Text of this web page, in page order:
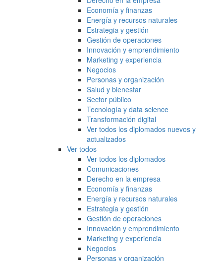
Economía y finanzas
Energía y recursos naturales
Estrategia y gestión
Gestión de operaciones
Innovación y emprendimiento
Marketing y experiencia
Negocios
Personas y organización
Salud y bienestar
Sector público
Tecnología y data science
Transformación digital
Ver todos los diplomados nuevos y
actualizados
Ver todos
Ver todos los diplomados
Comunicaciones
Derecho en la empresa
Economía y finanzas
Energía y recursos naturales
Estrategia y gestión
Gestión de operaciones
Innovación y emprendimiento
Marketing y experiencia
Negocios
Personas y organización